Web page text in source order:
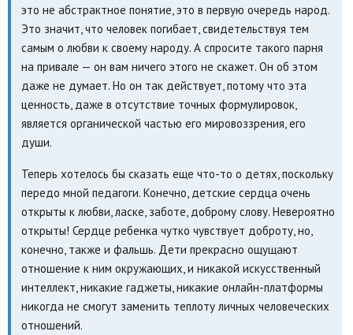
это не абстрактное понятие, это в первую очередь народ.
Это значит, что человек погибает, свидетельствуя тем
самым о любви к своему народу. А спросите такого парня
на привале — он вам ничего этого не скажет. Он об этом
даже не думает. Но он так действует, потому что эта
ценность, даже в отсутствие точных формулировок,
является органической частью его мировоззрения, его
души.
Теперь хотелось бы сказать еще что-то о детях, поскольку
передо мной педагоги. Конечно, детские сердца очень
открыты к любви, ласке, заботе, доброму слову. Невероятно
открыты! Сердце ребенка чутко чувствует доброту, но,
конечно, также и фальшь. Дети прекрасно ощущают
отношение к ним окружающих, и никакой искусственный
интеллект, никакие гаджеты, никакие онлайн-платформы
никогда не смогут заменить теплоту личных человеческих
отношений.